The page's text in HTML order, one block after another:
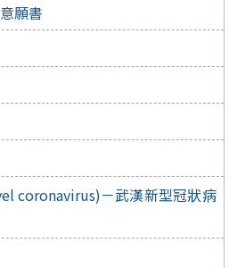
願書
coronavirus)－武漢新型冠狀病